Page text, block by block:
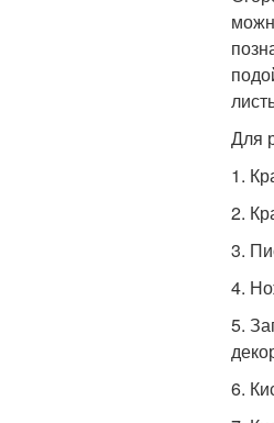
Для
1.
2.
3.
4.
5.
6.